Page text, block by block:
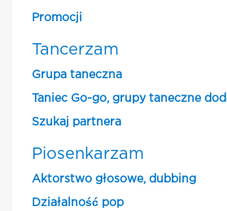
Promocji
Tancerzam
Grupa taneczna
Taniec Go-go, grupy taneczne
Szukaj partnera
Piosenkarzam
Aktorstwo głosowe, dubbing
Działalność pop